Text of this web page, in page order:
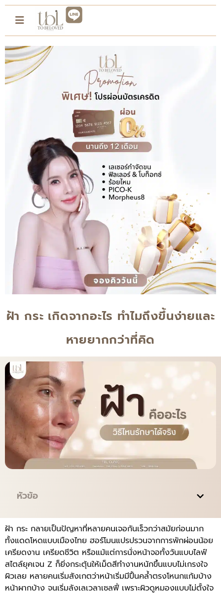
ฝ้า กระ เกิดจากอะไร ทำไมถึงขึ้นง่ายและ
หายยากกว่าที่คิด
หัวข้อ
ฝ้า กระ กลายเป็นปัญหาที่หลายคนเจอกันเร็วกว่าสมัยก่อนมาก
ทั้งแดดโหดแบบเมืองไทย ฮอร์โมนแปรปรวนจากการพักผ่อนน้อย
เครียดงาน เครียดชีวิต หรือแม้แต่การนั่งหน้าจอทั้งวันแบบไลฟ์
สไตล์ยุคเจน Z ก็ยิ่งกระตุ้นให้เม็ดสีทำงานหนักขึ้นแบบไม่เกรงใจ
ผิวเลย หลายคนเริ่มสังเกตว่าหน้าเริ่มมีปื้นคล้ำตรงโหนกแก้มบ้าง
หน้าผากบ้าง จนเริ่มลังเลเวลาเซลฟี่ เพราะผิวดูหมองแบบไม่ตั้งใจ